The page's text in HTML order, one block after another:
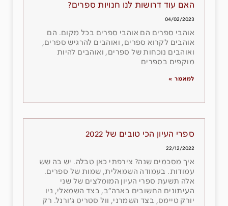
האם עוד דרושות לנו חנויות ספרים?
04/02/2023
אוהבי ספרים הם אוהבי ספרים בכל מקום. הם
אוהבים לקרוא ספרים, ואוהבים להרגיש ספרים,
ואוהבים נוכחות של ספרים, ואוהבים להיות
מוקפים בספרים
למאמר »
ספרי העיון הכי טובים של 2022
22/12/2022
איך מסכמים שנה? צירפתי כאן טבלה. יש בה שש
עמודות. בעמודה השמאלית, שמות של ספרים.
אלה תשעת ספרי העיון המומלצים של שני
העיתונים החשובים בארה״ב, בצד השמאלי, ניו
יורק טיימס, בצד השמרני, וול סטריט ג׳ורנל. רק